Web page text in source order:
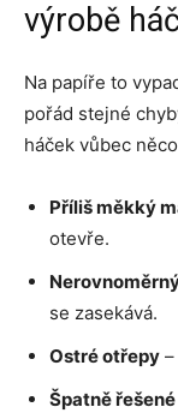
výrobě
Na papíře to
pořád stejné
háček vůbec
Příliš měkký
otevře.
se zasekává.
Ostré otřepy
Špatně